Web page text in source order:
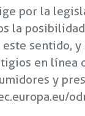
por la
la
este
en
y